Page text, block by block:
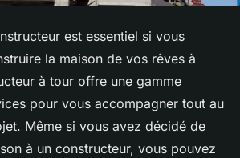
est essentiel si vous
la maison de vos rêves à
à tour offre une gamme
pour vous accompagner tout au
Même si vous avez décidé de
à un constructeur, vous pouvez